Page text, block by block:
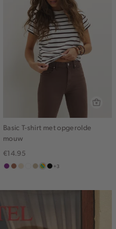
Basic T-shirt met opgerolde
mouw
€14.95
middenpaars
terracotta
vanille
witlichtzand
meerkleurig
zwart
+3